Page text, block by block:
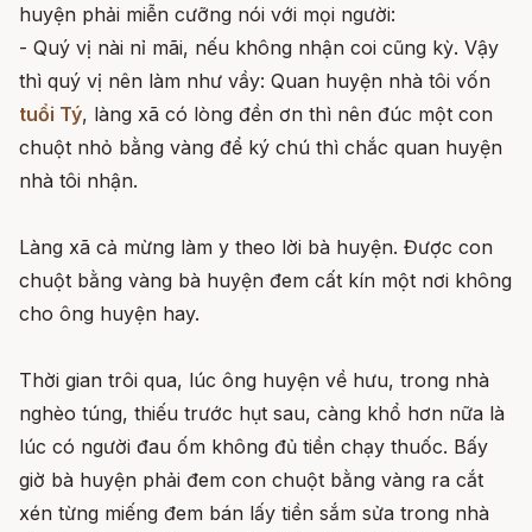
huyện phải miễn cưỡng nói với mọi người:
- Quý vị nài nỉ mãi, nếu không nhận coi cũng kỳ. Vậy
thì quý vị nên làm như vầy: Quan huyện nhà tôi vốn
tuổi Tý, làng xã có lòng đền ơn thì nên đúc một con
chuột nhỏ bằng vàng để ký chú thì chắc quan huyện
nhà tôi nhận.
Làng xã cả mừng làm y theo lời bà huyện. Được con
chuột bằng vàng bà huyện đem cất kín một nơi không
cho ông huyện hay.
Thời gian trôi qua, lúc ông huyện về hưu, trong nhà
nghèo túng, thiếu trước hụt sau, càng khổ hơn nữa là
lúc có người đau ốm không đủ tiền chạy thuốc. Bấy
giờ bà huyện phải đem con chuột bằng vàng ra cắt
xén từng miếng đem bán lấy tiền sắm sửa trong nhà